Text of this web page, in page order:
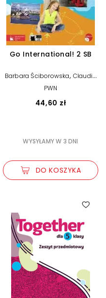
Go International! 2 SB
Barbara Ściborowska, Claudia
Bianchi,Mark Tulip
PWN
44,60 zł
WYSYŁAMY W 3 DNI
DO KOSZYKA